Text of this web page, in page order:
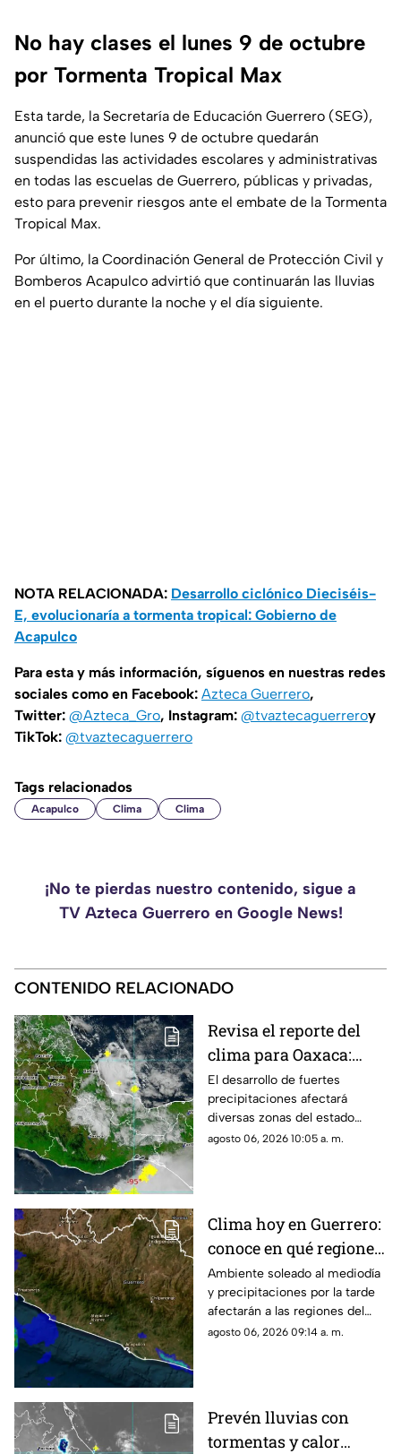
No hay clases el lunes 9 de octubre
por Tormenta Tropical Max
Esta tarde, la Secretaría de Educación Guerrero (SEG),
anunció que este lunes 9 de octubre quedarán
suspendidas las actividades escolares y administrativas
en todas las escuelas de Guerrero, públicas y privadas,
esto para prevenir riesgos ante el embate de la Tormenta
Tropical Max.
Por último, la Coordinación General de Protección Civil y
Bomberos Acapulco advirtió que continuarán las lluvias
en el puerto durante la noche y el día siguiente.
NOTA RELACIONADA: Desarrollo ciclónico Dieciséis-
E, evolucionaría a tormenta tropical: Gobierno de
Acapulco
Para esta y más información, síguenos en nuestras redes
sociales como en Facebook: Azteca Guerrero,
Twitter: @Azteca_Gro, Instagram: @tvaztecaguerreroy
TikTok: @tvaztecaguerrero
Tags relacionados
Acapulco Clima Clima
¡No te pierdas nuestro contenido, sigue a
TV Azteca Guerrero en Google News!
CONTENIDO RELACIONADO
Revisa el reporte del
clima para Oaxaca:
tormentas y calor
intenso
El desarrollo de fuertes
precipitaciones afectará
diversas zonas del estado
durante las próximas horas
agosto 06, 2026 10:05 a. m.
Clima hoy en Guerrero:
conoce en qué regiones
se esperan lluvias
Ambiente soleado al mediodía
y precipitaciones por la tarde
afectarán a las regiones del
estado; monitorean un sistema
agosto 06, 2026 09:14 a. m.
Prevén lluvias con
tormentas y calor